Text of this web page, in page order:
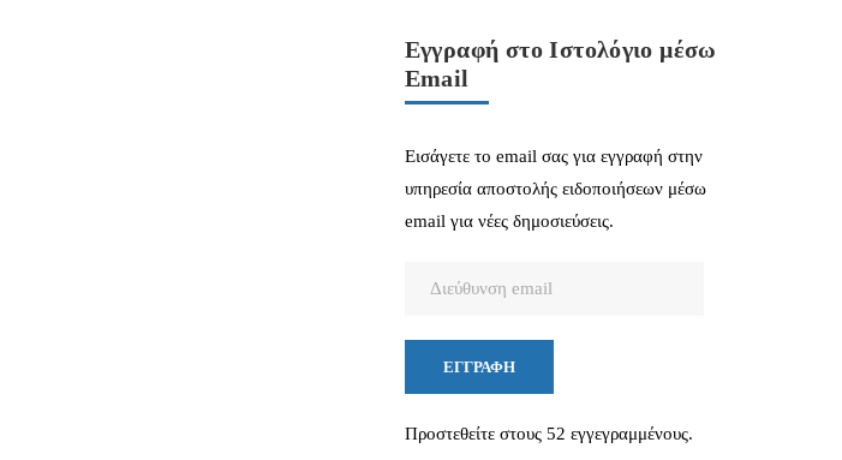
Εγγραφή στο Ιστολόγιο μέσω
Email
Εισάγετε το email σας για εγγραφή στην
υπηρεσία αποστολής ειδοποιήσεων μέσω
email για νέες δημοσιεύσεις.
ΕΓΓΡΑΦΉ
Προστεθείτε στους 52 εγγεγραμμένους.